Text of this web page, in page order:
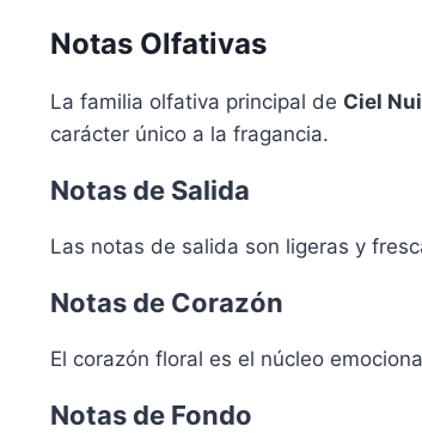
Notas Olfativas
La familia olfativa principal de Ciel
carácter único a la fragancia.
Notas de Salida
Las notas de salida son ligeras y
Notas de Corazón
El corazón floral es el núcleo
Notas de Fondo